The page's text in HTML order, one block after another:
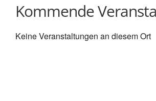
Kommende
Keine Veranstaltungen an diesem Ort